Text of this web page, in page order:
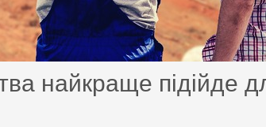
найкраще підійде